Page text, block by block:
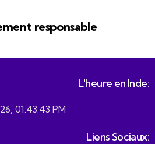
responsable
L'heure en Inde:
01:43:43 PM
Liens Sociaux: